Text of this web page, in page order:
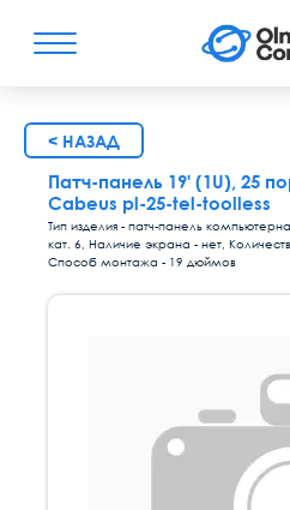
< НАЗАД
Патч-панель 19' (1U), 25
Cabeus pl-25-tel-toolless
Тип изделия - патч-панель
кат. 6, Наличие экрана - нет,
Способ монтажа - 19 дюймов